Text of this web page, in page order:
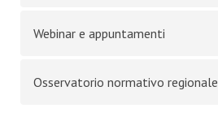
Webinar e appuntamenti
Osservatorio normativo regionale